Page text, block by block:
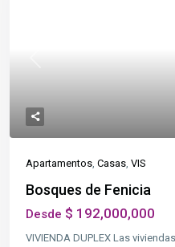
Apartamentos, Casas, VIS
Bosques de Fenicia
Desde $ 192,000,000
VIVIENDA DUPLEX Las